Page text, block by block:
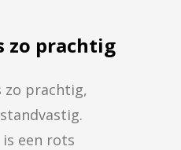
zo prachtig
zo prachtig,
een rots